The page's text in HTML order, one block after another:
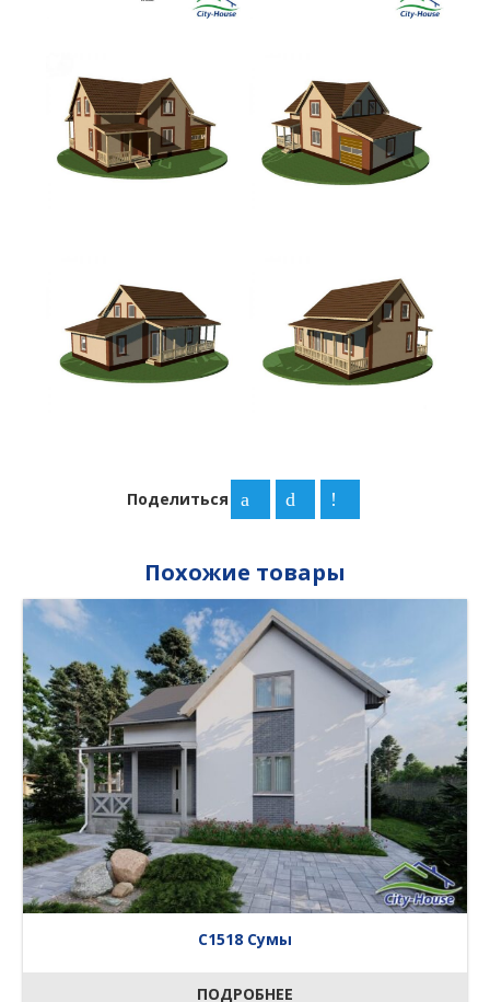
Поделиться
Похожие товары
C1518 Сумы
ПОДРОБНЕЕ